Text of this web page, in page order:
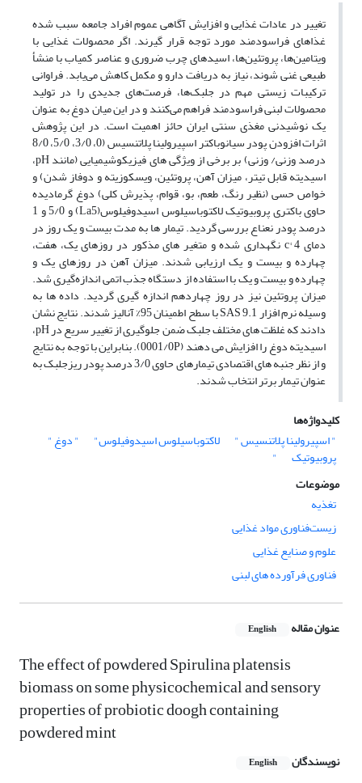
تغییر در عادات غذایی و افزایش آگاهی عموم افراد جامعه سبب شده
غذاهای فراسودمند مورد توجه قرار گیرند. اگر محصولات غذایی با
ویتامین‌ها، پروتئین‌ها، اسیدهای چرب ضروری و عناصر کمیاب با منشأ
طبیعی غنی شوند، نیاز به دریافت دارو و مکمل کاهش می‌یابد. فراوانی
ترکیبات زیستی مهم در جلبک‌ها، فرصت‌های جدیدی را در تولید
محصولات لبنی فراسودمند فراهم می‌کنند و در این میان دوغ به عنوان
یک نوشیدنی مغذی سنتی ایران حائز اهمیت است. در این پژوهش
اثرات افزودن پودر سیانوباکتر اسپیرولینا پلاتنسیس (0، 3/0، 5/0، 8/0
درصد وزنی/ وزنی) بر برخی از ویژگی های فیزیکوشیمیایی (مانند pH،
اسیدیته قابل تیتر، میزان آهن، پروتئین، ویسکوزیته و دوفاز شدن) و
خواص حسی (نظیر رنگ، طعم، بو، قوام، پذیرش کلی) دوغ گرمادیده
حاوی باکتری پروبیوتیک لاکتوباسیلوس اسیدوفیلوس(La5) و 5/0 و 1
درصد پودر نعناع بررسی گردید. تیمار ها به مدت بیست و یک روز در
دمای c° 4 نگهداری شده و متغیر های مذکور در روزهای یک، هفت،
چهارده و بیست و یک ارزیابی شدند. میزان آهن در روزهای یک و
چهارده و بیست و یک با استفاده از دستگاه جذب اتمی اندازه‌گیری شد.
میزان پروتئین نیز در روز چهاردهم اندازه گیری گردید. داده ها به
وسیله نرم افزار SAS 9.1 با سطح اطمینان 95% آنالیز شدند. نتایج نشان
دادند که غلظت های مختلف جلبک ضمن جلوگیری از تغییر سریع در pH،
اسیدیته دوغ را افزایش می دهند (0001/0P). بنابراین با توجه به نتایج
و از نظر جنبه های اقتصادی تیمارهای حاوی 3/0 درصد پودر ریزجلبک به
عنوان تیمار برتر انتخاب شدند.
کلیدواژه‌ها
" اسپیرولینا پلاتنسیس "
لاکتوباسیلوس اسیدوفیلوس" " دوغ "
پروبیوتیک
"
موضوعات
تغذیه
زیست‌فناوری مواد غذایی
علوم و صنایع غذایی
فناوری فرآورده های لبنی
عنوان مقاله English
The effect of powdered Spirulina platensis
biomass on some physicochemical and sensory
properties of probiotic doogh containing
powdered mint
نویسندگان English